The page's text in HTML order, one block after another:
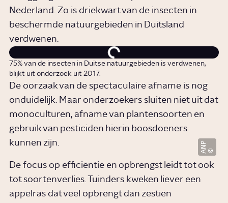
Nederland. Zo is driekwart van de insecten in
beschermde natuurgebieden in Duitsland
verdwenen.
75% van de insecten in Duitse natuurgebieden is verdwenen,
blijkt uit onderzoek uit 2017.
De oorzaak van de spectaculaire afname is nog
onduidelijk. Maar onderzoekers sluiten niet uit dat
monoculturen, afname van plantensoorten en
gebruik van pesticiden hierin boosdoeners
kunnen zijn.
ANP
De focus op efficiëntie en opbrengst leidt tot ook
tot soortenverlies. Tuinders kweken liever een
appelras dat veel opbrengt dan zestien